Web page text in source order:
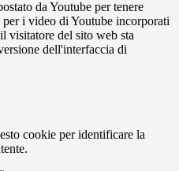
da Youtube per tenere
i video di Youtube incorporati
visitatore del sito web sta
dell'interfaccia di
cookie per identificare la